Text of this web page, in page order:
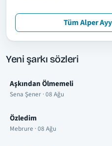
Tüm Alper
Yeni şarkı sözleri
Aşkından Ölmemeli
Sena Şener · 08 Ağu
Özledim
Mebrure · 08 Ağu